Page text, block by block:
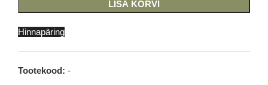
LISA KORVI
Hinnapäring
Tootekood: -